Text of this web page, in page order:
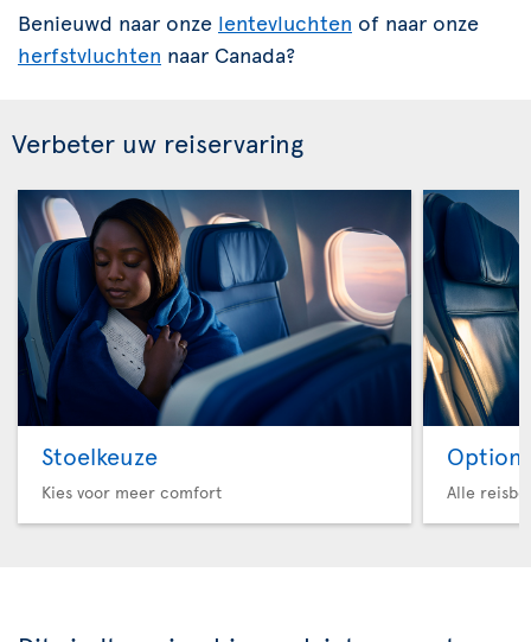
Benieuwd naar onze lentevluchten of naar onze
herfstvluchten naar Canada?
Verbeter uw reiservaring
Stoelkeuze
Kies voor meer comfort
Option
Alle